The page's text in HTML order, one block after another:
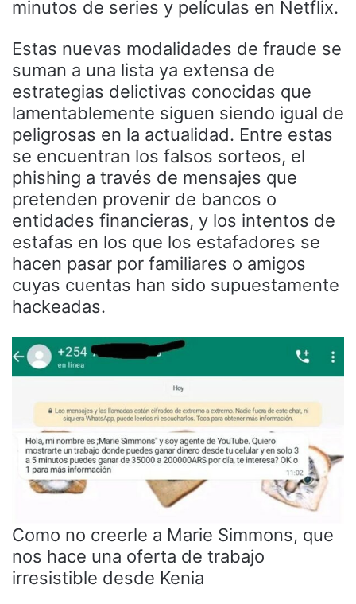
minutos de series y películas en Netflix.
Estas nuevas modalidades de fraude se
suman a una lista ya extensa de
estrategias delictivas conocidas que
lamentablemente siguen siendo igual de
peligrosas en la actualidad. Entre estas
se encuentran los falsos sorteos, el
phishing a través de mensajes que
pretenden provenir de bancos o
entidades financieras, y los intentos de
estafas en los que los estafadores se
hacen pasar por familiares o amigos
cuyas cuentas han sido supuestamente
hackeadas.
Como no creerle a Marie Simmons, que
nos hace una oferta de trabajo
irresistible desde Kenia